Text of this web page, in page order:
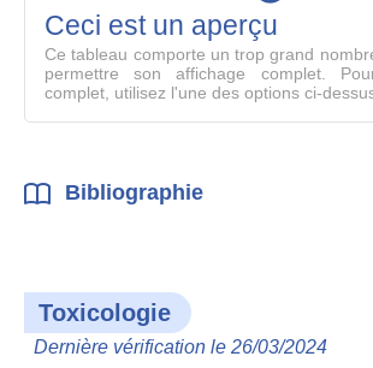
Ceci est un aperçu
Ce tableau comporte un trop grand
permettre son affichage complet.
complet, utilisez l'une des options ci-
Bibliographie
Toxicologie
Dernière vérification le 26/03/2024